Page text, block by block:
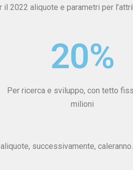
il 2022 aliquote e parametri per
20%
Per ricerca e sviluppo, con tetto
milioni
successivamente,